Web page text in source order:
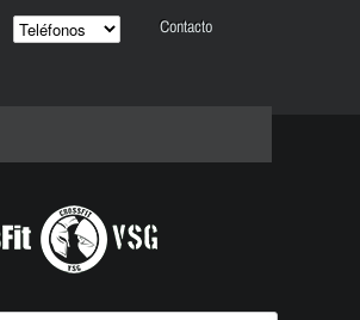
Contacto